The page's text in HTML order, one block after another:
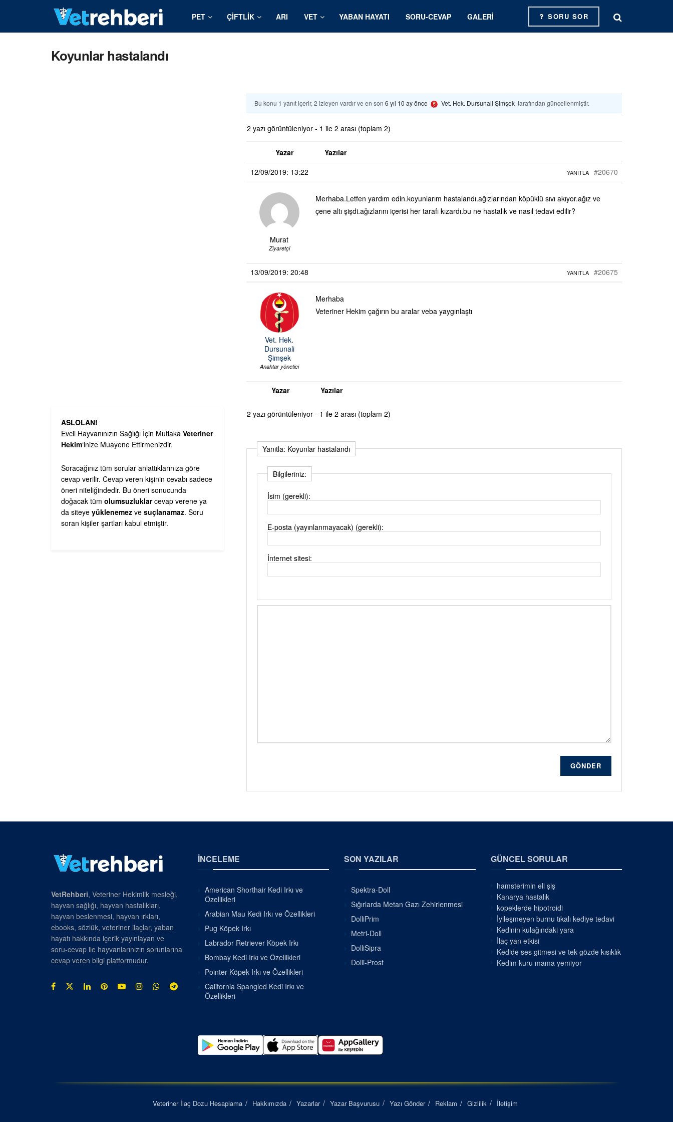
PET ÇIFTLIK ARI VET YABAN HAYATI SORU-CEVAP GALERI SORU SOR
Koyunlar hastalandı
Bu konu 1 yanıt içerir, 2 izleyen vardır ve en son 6 yıl 10 ay önce Vet. Hek. Dursunali Şimşek tarafından güncellenmiştir.
2 yazı görüntüleniyor - 1 ile 2 arası (toplam 2)
Yazar
Yazılar
12/09/2019: 13:22
#20670
YANITLA
Murat
Ziyaretçi
Merhaba.Letfen yardım edin.koyunlarım hastalandı.ağızlarından köpüklü sıvı akıyor.ağız ve
çene altı şişdi.ağızlarını içerisi her tarafı kızardı.bu ne hastalık ve nasıl tedavi edilir?
13/09/2019: 20:48 #20675
YANITLA
Vet. Hek.
Dursunali
Şimşek
Anahtar yönetici
Merhaba
Veteriner Hekim çağırın bu aralar veba yaygınlaştı
Yazar Yazılar
2 yazı görüntüleniyor - 1 ile 2 arası (toplam 2)
Yanıtla: Koyunlar hastalandı
Bilgileriniz:
İsim (gerekli):
E-posta (yayınlanmayacak) (gerekli):
İnternet sitesi:
GÖNDER
ASLOLAN!
Evcil Hayvanınızın Sağlığı İçin Mutlaka Veteriner
Hekim‘inize Muayene Ettirmenizdir.
Soracağınız tüm sorular anlattıklarınıza göre
cevap verilir. Cevap veren kişinin cevabı sadece
öneri niteliğindedir. Bu öneri sonucunda
doğacak tüm olumsuzluklarcevap verene ya
da siteye yüklenemez ve suçlanamaz. Soru
soran kişiler şartları kabul etmiştir.
VetRehberi, Veteriner Hekimlik mesleği,
hayvan sağlığı, hayvan hastalıkları,
hayvan beslenmesi, hayvan ırkları,
ebooks, sözlük, veteriner ilaçlar, yaban
hayatı hakkında içerik yayınlayan ve
soru-cevap ile hayvanlarınızın sorunlarına
cevap veren bilgi platformudur.
İNCELEME
American Shorthair Kedi Irkı ve
Özellikleri
Arabian Mau Kedi Irkı ve Özellikleri
Pug Köpek Irkı
Labrador Retriever Köpek Irkı
Bombay Kedi Irkı ve Özellikleri
Pointer Köpek Irkı ve Özellikleri
California Spangled Kedi Irkı ve
Özellikleri
SON YAZILAR
Spektra-Doll
Sığırlarda Metan Gazı Zehirlenmesi
DolliPrim
Metri-Doll
DolliSipra
Dolli-Prost
GÜNCEL SORULAR
hamsterimin eli şiş
Kanarya hastalık
kopeklerde hipotroidi
İyileşmeyen burnu tıkalı kediye tedavi
Kedinin kulağındaki yara
İlaç yan etkisi
Kedide ses gitmesi ve tek gözde kısıklık
Kedim kuru mama yemiyor
Veteriner İlaç Dozu Hesaplama Hakkımızda Yazarlar Yazar Başvurusu Yazı Gönder Reklam Gizlilik İletişim